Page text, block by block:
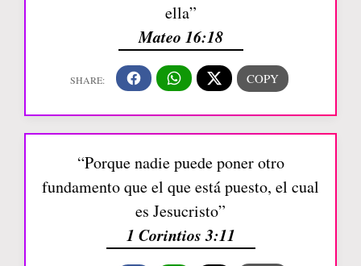
ella”
Mateo 16:18
“Porque nadie puede poner otro
fundamento que el que está puesto, el cual
es Jesucristo”
1 Corintios 3:11